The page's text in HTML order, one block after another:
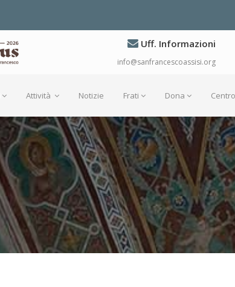
Uff. Informazioni
info@sanfrancescoassisi.org
Attività Notizie Frati Dona